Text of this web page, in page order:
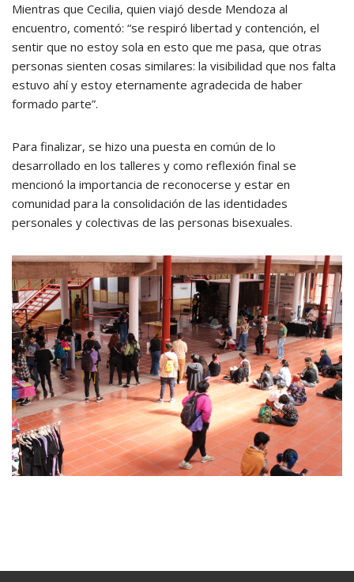
Mientras que Cecilia, quien viajó desde Mendoza al
encuentro, comentó: “se respiró libertad y contención, el
sentir que no estoy sola en esto que me pasa, que otras
personas sienten cosas similares: la visibilidad que nos falta
estuvo ahí y estoy eternamente agradecida de haber
formado parte”.
Para finalizar, se hizo una puesta en común de lo
desarrollado en los talleres y como reflexión final se
mencionó la importancia de reconocerse y estar en
comunidad para la consolidación de las identidades
personales y colectivas de las personas bisexuales.